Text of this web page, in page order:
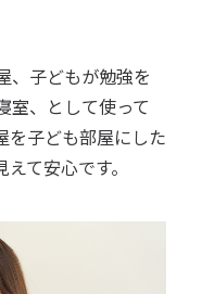
、子どもが勉強を
室、として使って
を子ども部屋にした
て安心です。